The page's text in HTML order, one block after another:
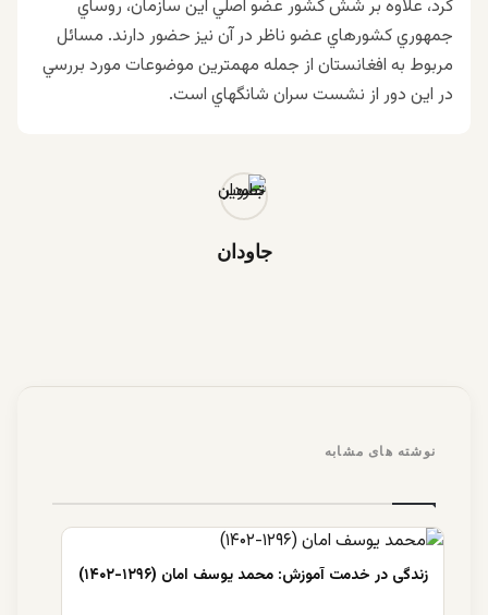
كرد، علاوه بر شش كشور عضو اصلي اين سازمان، روساي
جمهوري كشورهاي عضو ناظر در آن نيز حضور دارند. مسائل
مربوط به افغانستان از جمله مهمترين موضوعات مورد بررسي
در اين دور از نشست سران شانگهاي است.
جاودان
نوشته های مشابه